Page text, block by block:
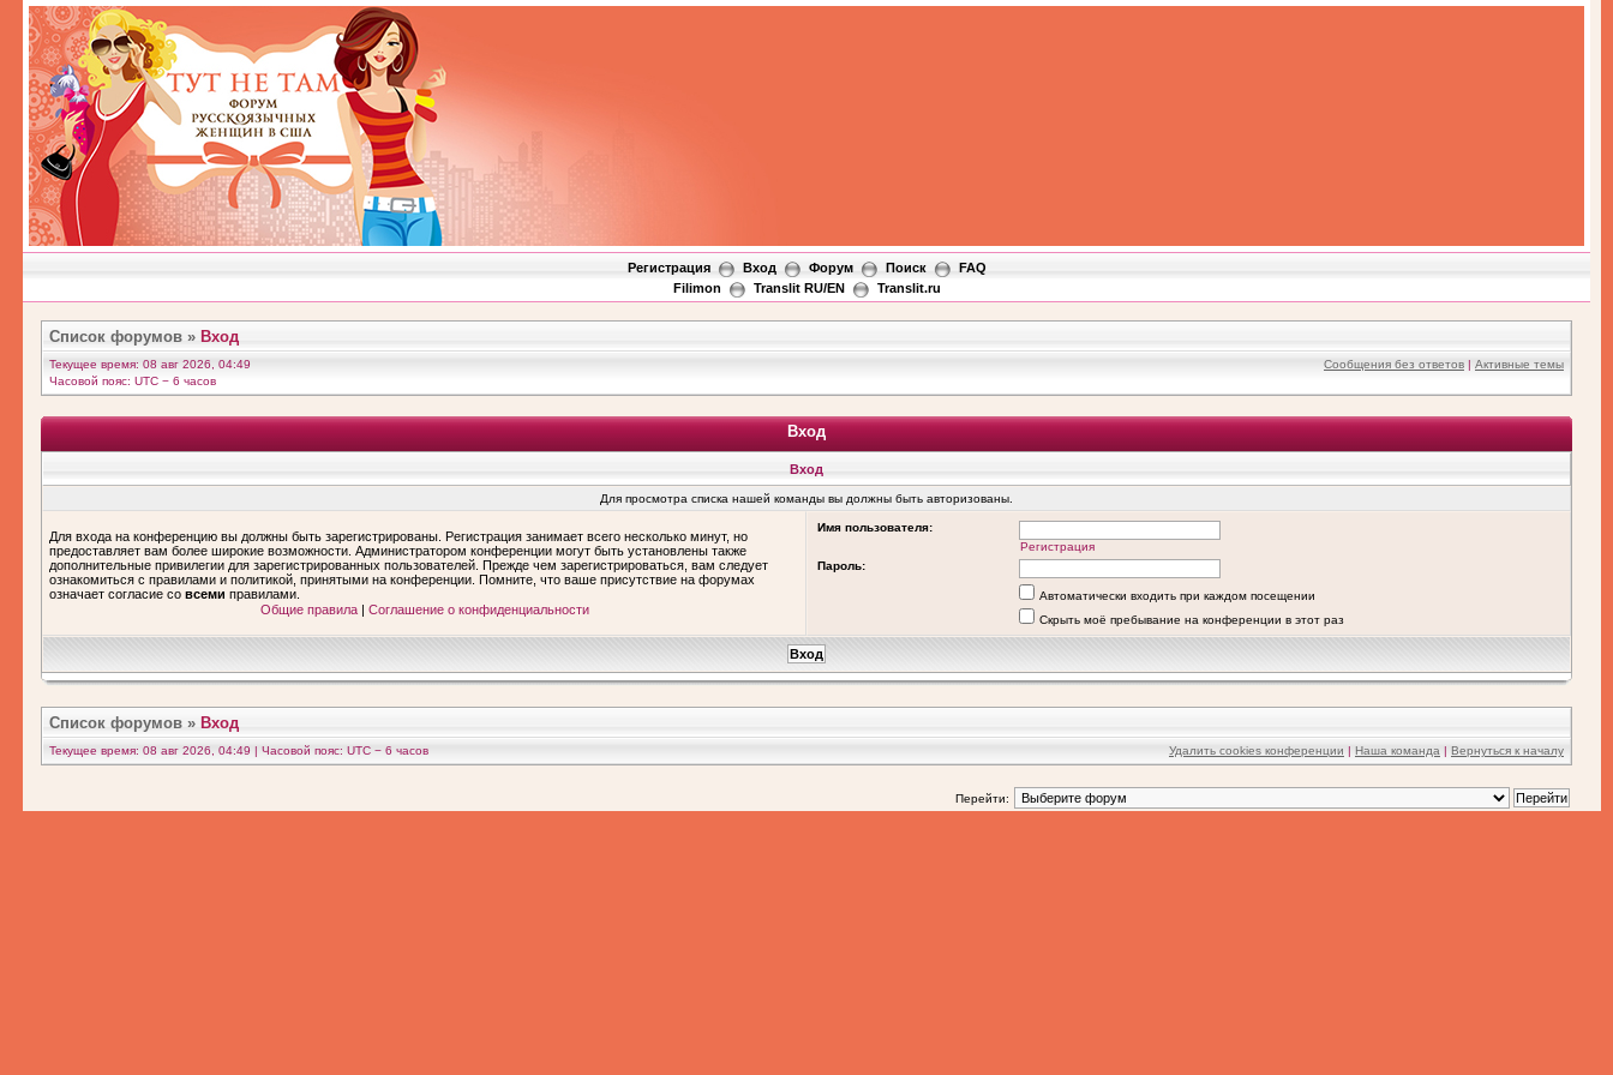
Регистрация Вход Форум Поиск
FAQ
Filimon
Translit RU/EN Translit.ru
Список форумов » Вход
Текущее время: 08 авг 2026, 04:49
Часовой пояс: UTC − 6 часов
Сообщения без ответов | Активные темы
Вход
Вход
Для просмотра списка нашей команды вы должны быть авторизованы.
Для входа на конференцию вы должны быть зарегистрированы. Регистрация занимает всего несколько минут, но
предоставляет вам более широкие возможности. Администратором конференции могут быть установлены также
дополнительные привилегии для зарегистрированных пользователей. Прежде чем зарегистрироваться, вам следует
ознакомиться с правилами и политикой, принятыми на конференции. Помните, что ваше присутствие на форумах
означает согласие со всеми правилами.
Общие правила| Соглашение о конфиденциальности
Имя пользователя:
Регистрация
Пароль:
Автоматически входить при каждом посещении
Скрыть моё пребывание на конференции в этот раз
Список форумов » Вход
Текущее время: 08 авг 2026, 04:49 | Часовой пояс: UTC − 6 часов Удалить cookies конференции | Наша команда | Вернуться к началу
Перейти: